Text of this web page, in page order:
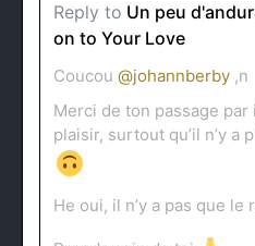
Reply to Un peu
on to Your Love
Coucou @johannberby ,n
Merci de ton passage
plaisir, surtout qu’il n’y a
He oui, il n’y a pas que le